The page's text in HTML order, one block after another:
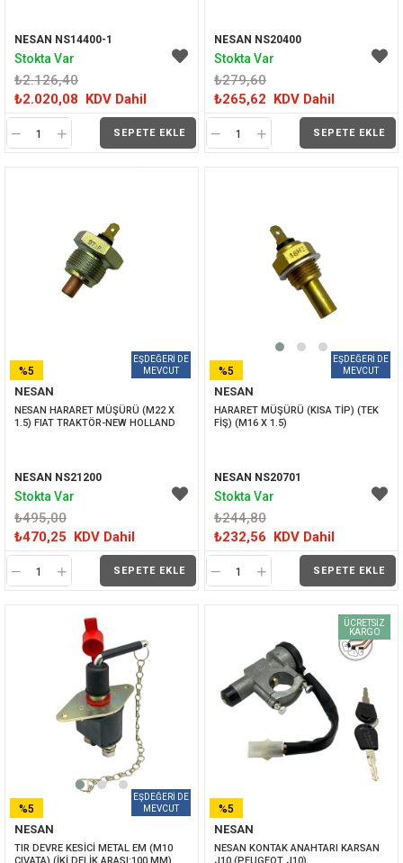
NESAN NS14400-1
₺2.126,40
₺2.020,08 KDV Dahil
SEPETE EKLE
Stokta Var
NESAN NS20400
₺279,60
₺265,62 KDV Dahil
SEPETE EKLE
Stokta Var
NESAN
NESAN HARARET MÜŞÜRÜ (M22 X
1.5) FIAT TRAKTÖR-NEW HOLLAND
NESAN NS21200
₺495,00
₺470,25 KDV Dahil
SEPETE EKLE
%5
İNDIRIM
Stokta Var
NESAN
HARARET MÜŞÜRÜ (KISA TİP) (TEK
FİŞ) (M16 X 1.5)
NESAN NS20701
₺244,80
₺232,56 KDV Dahil
SEPETE EKLE
%5
İNDIRIM
Stokta Var
NESAN
TIR DEVRE KESİCİ METAL EM (M10
%5
İNDIRIM
NESAN
NESAN KONTAK ANAHTARI KARSAN
%5
İNDIRIM
ÜCRETSIZ
KARGO